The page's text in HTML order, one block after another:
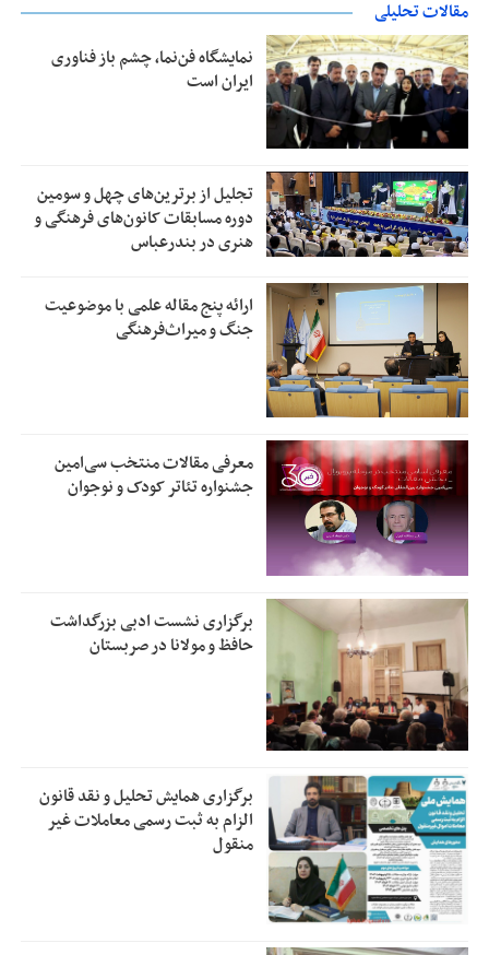
مقالات تحلیلی
نمایشگاه فن‌نما، چشم باز فناوری
ایران است
تجلیل از بر‌ترین‌های چهل و سومین
دوره مسابقات کانون‌های فرهنگی و
هنری در بندرعباس
ارائه پنج مقاله علمی با موضوعیت
جنگ و میراث‌فرهنگی
معرفی مقالات منتخب سی‌امین
جشنواره تئاتر کودک و نوجوان
برگزاری نشست ادبی بزرگداشت
حافظ و مولانا در صربستان
برگزاری همایش تحلیل و نقد قانون
الزام به ثبت رسمی معاملات غیر
منقول